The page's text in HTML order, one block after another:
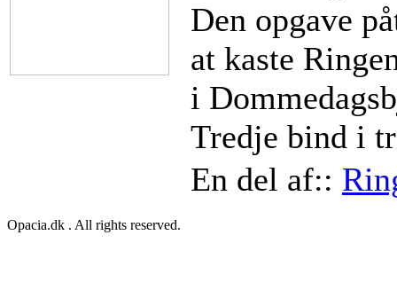
Den opgave
at kaste
i
Tredje bind i
En del af::
Opacia.dk . All rights reserved.